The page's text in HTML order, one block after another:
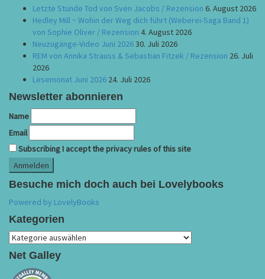
Letzte Stunde Tod von Sven Jacobs / Rezension 6. August 2026
Hedley Mill ~ Wohin der Weg dich führt (Weberei-Saga Band 1)
von Sophie Oliver / Rezension 4. August 2026
Neuzugänge-Video Juni 202630. Juli 2026
REM von Annika Strauss & Sebastian Fitzek / Rezension 26. Juli
2026
Lesemonat Juni 2026 24. Juli 2026
Newsletter abonnieren
Name
Email
Subscribing I accept the privacy rules of this site
Besuche mich doch auch bei Lovelybooks
Powered by LovelyBooks
Kategorien
Kategorien
Net Galley